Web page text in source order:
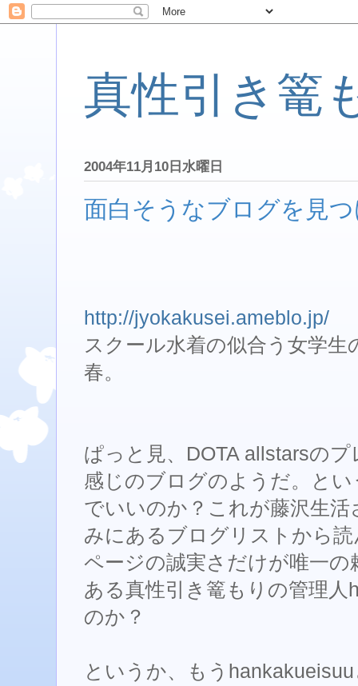
真性引き篭
2004年11月10日水曜日
面白そうなブログを見
http://jyokakusei.ameblo.jp/
スクール水着の似合う女学
春。
ぱっと見、DOTA allstarsの
感じのブログのようだ。と
でいいのか？これが藤沢生
みにあるブログリストから
ページの誠実さだけが唯一
ある真性引き篭もりの管理人
のか？
というか、もう